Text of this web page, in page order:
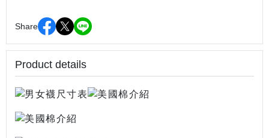
Share
Product details